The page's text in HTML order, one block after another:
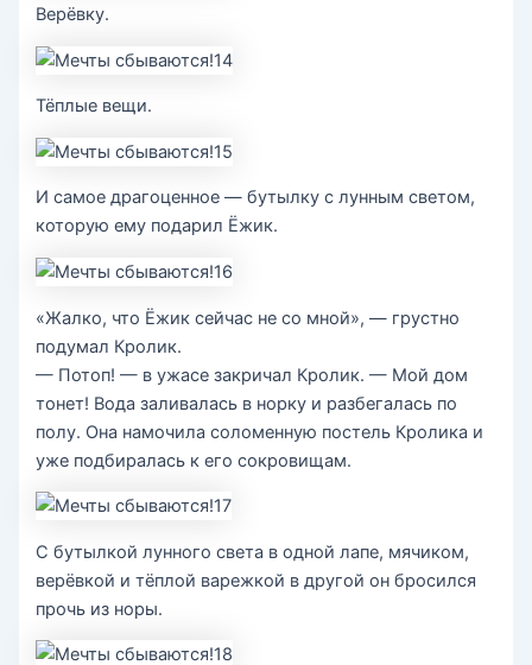
Верёвку.
Тёплые вещи.
И самое драгоценное — бутылку с лунным светом,
которую ему подарил Ёжик.
«Жалко, что Ёжик сейчас не со мной», — грустно
подумал Кролик.
— Потоп! — в ужасе закричал Кролик. — Мой дом
тонет! Вода заливалась в норку и разбегалась по
полу. Она намочила соломенную постель Кролика и
уже подбиралась к его сокровищам.
С бутылкой лунного света в одной лапе, мячиком,
верёвкой и тёплой варежкой в другой он бросился
прочь из норы.